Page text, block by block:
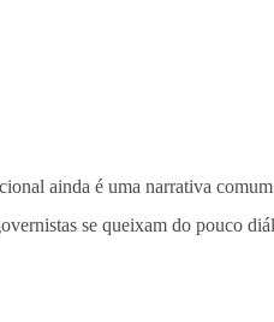
ainda é uma narrativa
se queixam do pouco